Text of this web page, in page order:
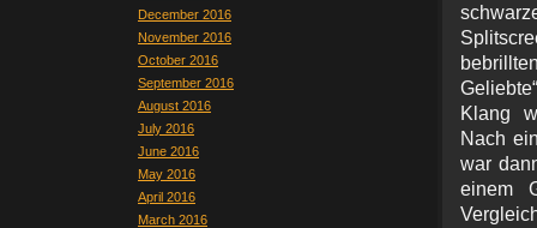
December 2016
November 2016
October 2016
September 2016
August 2016
July 2016
June 2016
May 2016
April 2016
March 2016
Klang
Nach
war
einem